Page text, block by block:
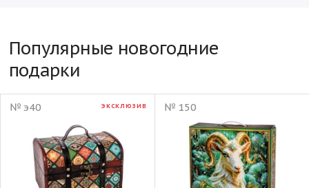
Популярные новогодние
подарки
№ э40 ЭКСКЛЮЗИВ № 150